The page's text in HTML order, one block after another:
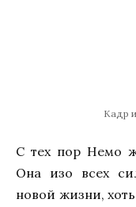
Кадр
С тех пор Немо
Она изо всех
новой жизни,